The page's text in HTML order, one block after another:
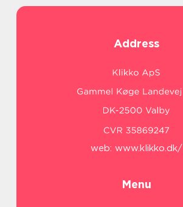
Address
web: www.klikko.dk/
Menu